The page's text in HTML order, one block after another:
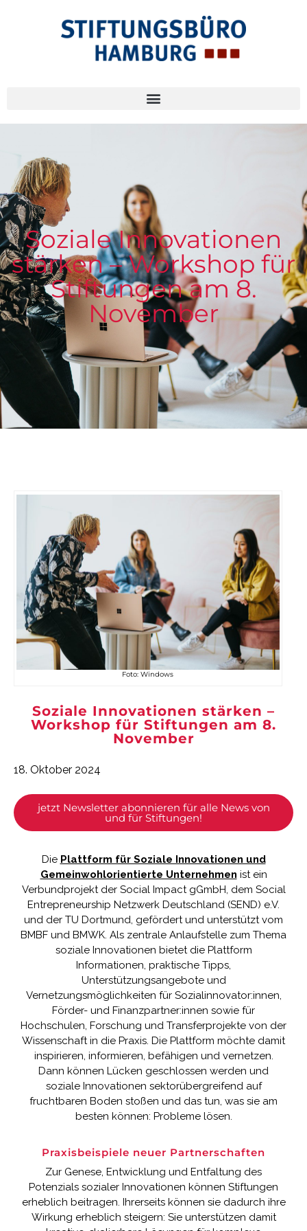
Soziale Innovationen
stärken – Workshop für
Stiftungen am 8.
November
Foto: Windows
Soziale Innovationen stärken –
Workshop für Stiftungen am 8.
November
18. Oktober 2024
jetzt Newsletter abonnieren für alle News von
und für Stiftungen!
Die Plattform für Soziale Innovationen und
Gemeinwohlorientierte Unternehmen ist ein
Verbundprojekt der Social Impact gGmbH, dem Social
Entrepreneurship Netzwerk Deutschland (SEND) e.V.
und der TU Dortmund, gefördert und unterstützt vom
BMBF und BMWK. Als zentrale Anlaufstelle zum Thema
soziale Innovationen bietet die Plattform
Informationen, praktische Tipps,
Unterstützungsangebote und
Vernetzungsmöglichkeiten für Sozialinnovator:innen,
Förder- und Finanzpartner:innen sowie für
Hochschulen, Forschung und Transferprojekte von der
Wissenschaft in die Praxis. Die Plattform möchte damit
inspirieren, informieren, befähigen und vernetzen.
Dann können Lücken geschlossen werden und
soziale Innovationen sektorübergreifend auf
fruchtbaren Boden stoßen und das tun, was sie am
besten können: Probleme lösen.
Praxisbeispiele neuer Partnerschaften
Zur Genese, Entwicklung und Entfaltung des
Potenzials sozialer Innovationen können Stiftungen
erheblich beitragen. Ihrerseits können sie dadurch ihre
Wirkung erheblich steigern: Sie unterstützen damit